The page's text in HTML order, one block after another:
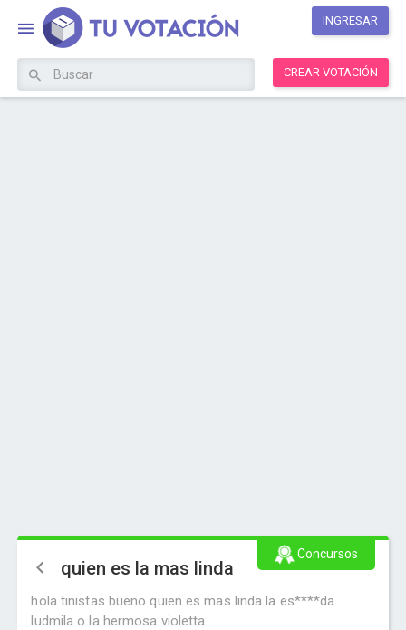
INGRESAR
CREAR VOTACIÓN
Concursos
quien es la mas linda
hola tinistas bueno quien es mas linda la es****da
ludmila o la hermosa violetta